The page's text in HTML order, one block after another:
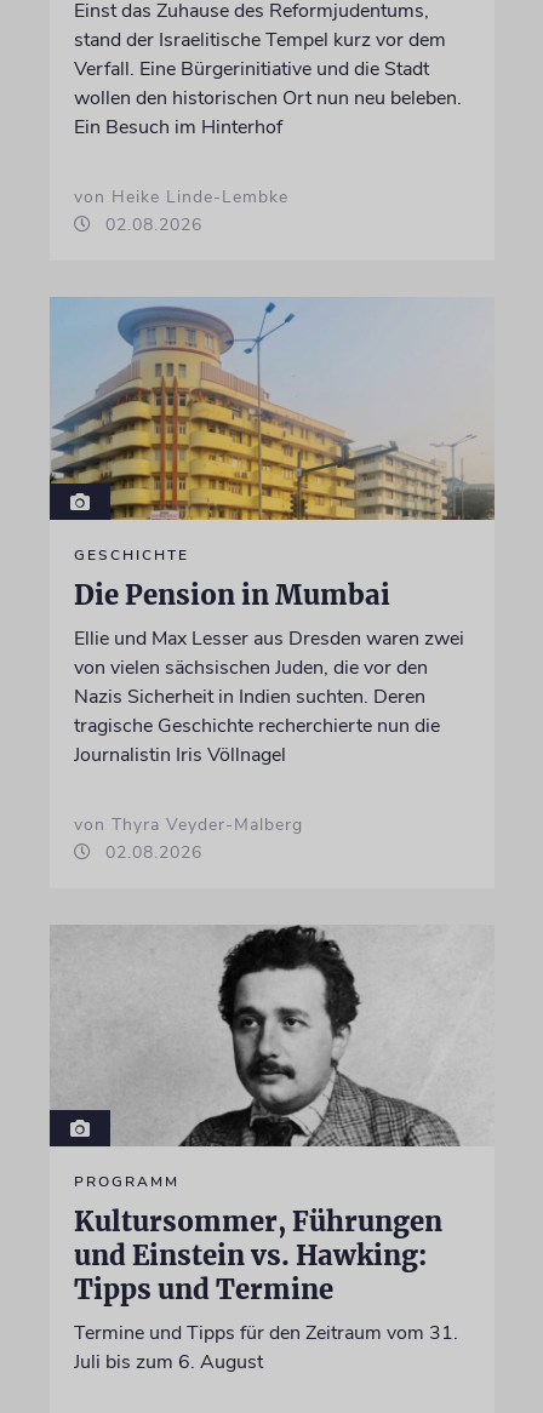
Einst das Zuhause des Reformjudentums,
stand der Israelitische Tempel kurz vor dem
Verfall. Eine Bürgerinitiative und die Stadt
wollen den historischen Ort nun neu beleben.
Ein Besuch im Hinterhof
von Heike Linde-Lembke
02.08.2026
GESCHICHTE
Die Pension in Mumbai
Ellie und Max Lesser aus Dresden waren zwei
von vielen sächsischen Juden, die vor den
Nazis Sicherheit in Indien suchten. Deren
tragische Geschichte recherchierte nun die
Journalistin Iris Völlnagel
von Thyra Veyder-Malberg
02.08.2026
PROGRAMM
Kultursommer, Führungen
und Einstein vs. Hawking:
Tipps und Termine
Termine und Tipps für den Zeitraum vom 31.
Juli bis zum 6. August